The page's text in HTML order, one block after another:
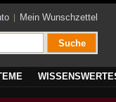
Mein Wunschzettel
Suche